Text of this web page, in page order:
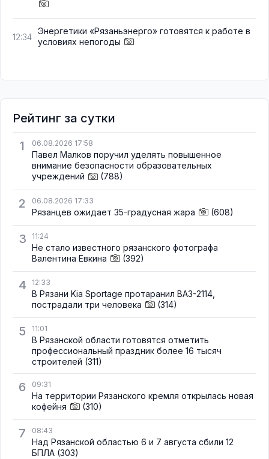
12:34
Энергетики «Рязаньэнерго» готовятся к работе в
условиях непогоды
Рейтинг за сутки
1
06.08.2026 17:58
Павел Малков поручил уделять повышенное
внимание безопасности образовательных
учреждений
(788)
2 06.08.2026 17:33
Рязанцев ожидает 35-градусная жара (608)
3 11:24
Не стало известного рязанского фотографа
Валентина Евкина
(392)
4 12:33
В Рязани Kia Sportage протаранил ВАЗ-2114,
пострадали три человека
(314)
5 11:01
В Рязанской области готовятся отметить
профессиональный праздник более 16 тысяч
строителей (311)
6 09:31
На территории Рязанского кремля открылась новая
кофейня
(310)
7 08:43
Над Рязанской областью 6 и 7 августа сбили 12
БПЛА (303)